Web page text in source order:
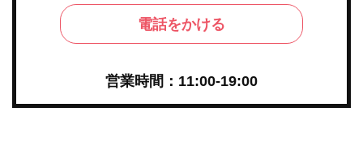
電話をかける
営業時間：11:00-19:00